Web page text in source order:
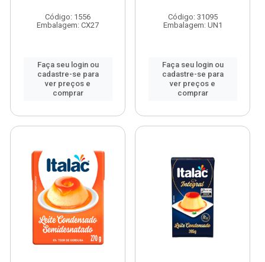
Código: 1556
Embalagem: CX27
Faça seu login ou
cadastre-se para
ver preços e
comprar
Código: 31095
Embalagem: UN1
Faça seu login ou
cadastre-se para
ver preços e
comprar